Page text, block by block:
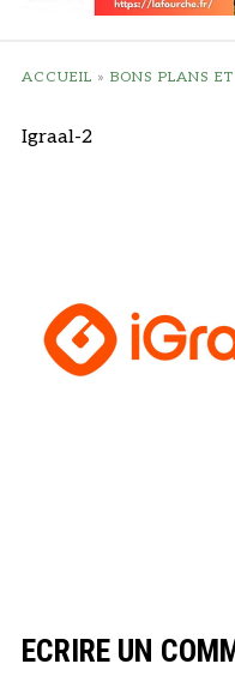
ACCUEIL » BONS PLANS
Igraal-2
ECRIRE UN